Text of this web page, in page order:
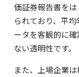
価証券報告書を
られており、平
ータを客観的に
ない透明性です。
また、上場企業